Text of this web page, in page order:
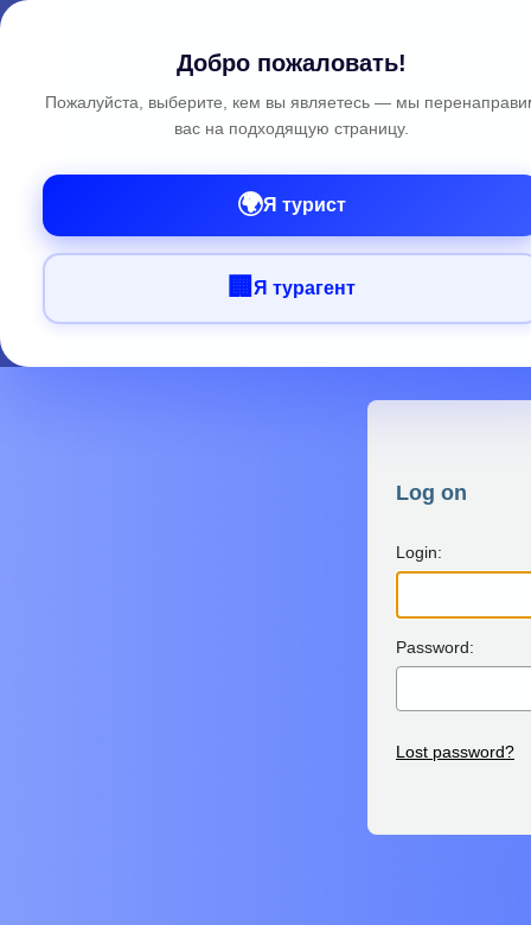
Log on
Login:
Password:
Lost password?
Добро пожаловать!
Пожалуйста, выберите, кем вы являетесь — мы
вас на подходящую страницу.
🌍Я турист
🏢 Я турагент